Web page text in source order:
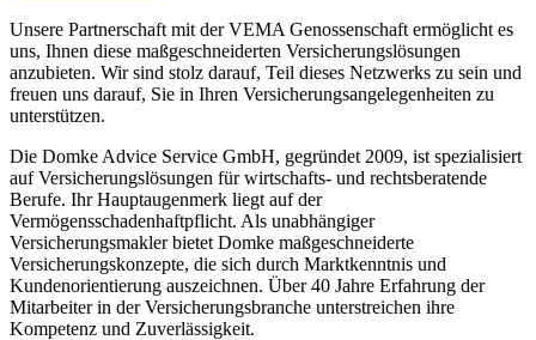
Unsere Partnerschaft mit der VEMA Genossenschaft ermöglicht es
uns, Ihnen diese maßgeschneiderten Versicherungslösungen
anzubieten. Wir sind stolz darauf, Teil dieses Netzwerks zu sein und
freuen uns darauf, Sie in Ihren Versicherungsangelegenheiten zu
unterstützen.
Die Domke Advice Service GmbH, gegründet 2009, ist spezialisiert
auf Versicherungslösungen für wirtschafts- und rechtsberatende
Berufe. Ihr Hauptaugenmerk liegt auf der
Vermögensschadenhaftpflicht. Als unabhängiger
Versicherungsmakler bietet Domke maßgeschneiderte
Versicherungskonzepte, die sich durch Marktkenntnis und
Kundenorientierung auszeichnen. Über 40 Jahre Erfahrung der
Mitarbeiter in der Versicherungsbranche unterstreichen ihre
Kompetenz und Zuverlässigkeit.